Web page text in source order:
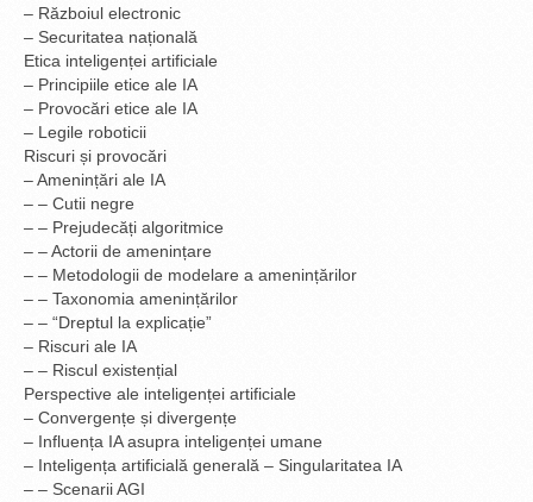
– Războiul electronic
– Securitatea națională
Etica inteligenței artificiale
– Principiile etice ale IA
– Provocări etice ale IA
– Legile roboticii
Riscuri și provocări
– Amenințări ale IA
– – Cutii negre
– – Prejudecăți algoritmice
– – Actorii de amenințare
– – Metodologii de modelare a amenințărilor
– – Taxonomia amenințărilor
– – “Dreptul la explicație”
– Riscuri ale IA
– – Riscul existențial
Perspective ale inteligenței artificiale
– Convergențe și divergențe
– Influența IA asupra inteligenței umane
– Inteligența artificială generală – Singularitatea IA
– – Scenarii AGI